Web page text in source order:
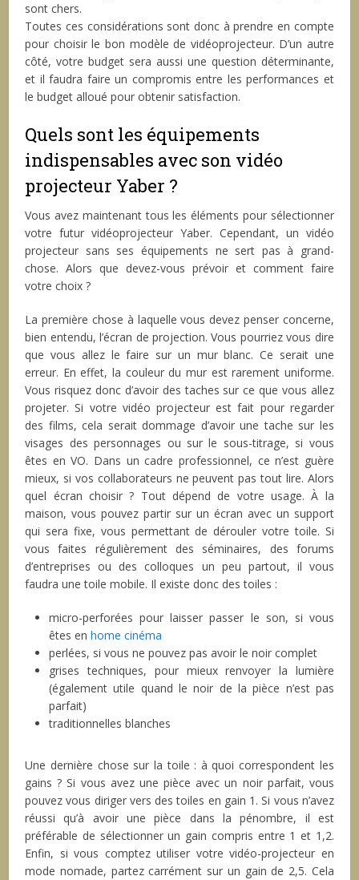
sont chers.
Toutes ces considérations sont donc à prendre en compte
pour choisir le bon modèle de vidéoprojecteur. D’un autre
côté, votre budget sera aussi une question déterminante,
et il faudra faire un compromis entre les performances et
le budget alloué pour obtenir satisfaction.
Quels sont les équipements
indispensables avec son vidéo
projecteur Yaber ?
Vous avez maintenant tous les éléments pour sélectionner
votre futur vidéoprojecteur Yaber. Cependant, un vidéo
projecteur sans ses équipements ne sert pas à grand-
chose. Alors que devez-vous prévoir et comment faire
votre choix ?
La première chose à laquelle vous devez penser concerne,
bien entendu, l’écran de projection. Vous pourriez vous dire
que vous allez le faire sur un mur blanc. Ce serait une
erreur. En effet, la couleur du mur est rarement uniforme.
Vous risquez donc d’avoir des taches sur ce que vous allez
projeter. Si votre vidéo projecteur est fait pour regarder
des films, cela serait dommage d’avoir une tache sur les
visages des personnages ou sur le sous-titrage, si vous
êtes en VO. Dans un cadre professionnel, ce n’est guère
mieux, si vos collaborateurs ne peuvent pas tout lire. Alors
quel écran choisir ? Tout dépend de votre usage. À la
maison, vous pouvez partir sur un écran avec un support
qui sera fixe, vous permettant de dérouler votre toile. Si
vous faites régulièrement des séminaires, des forums
d’entreprises ou des colloques un peu partout, il vous
faudra une toile mobile. Il existe donc des toiles :
micro-perforées pour laisser passer le son, si vous
êtes enhome cinéma
perlées, si vous ne pouvez pas avoir le noir complet
grises techniques, pour mieux renvoyer la lumière
(également utile quand le noir de la pièce n’est pas
parfait)
traditionnelles blanches
Une dernière chose sur la toile : à quoi correspondent les
gains ? Si vous avez une pièce avec un noir parfait, vous
pouvez vous diriger vers des toiles en gain 1. Si vous n’avez
réussi qu’à avoir une pièce dans la pénombre, il est
préférable de sélectionner un gain compris entre 1 et 1,2.
Enfin, si vous comptez utiliser votre vidéo-projecteur en
mode nomade, partez carrément sur un gain de 2,5. Cela